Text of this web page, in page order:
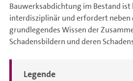
Bauwerksabdichtung im Bestand ist
interdisziplinär und erfordert neben
grundlegendes Wissen der
Schadensbildern und deren
Terminauswahl
Legende